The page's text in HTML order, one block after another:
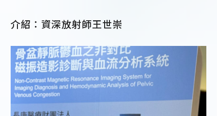
介紹：資深放射師王世崇